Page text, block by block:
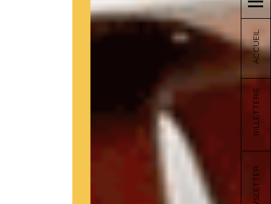
ACCUEIL
BILLETTERIE
NEWSLETTER